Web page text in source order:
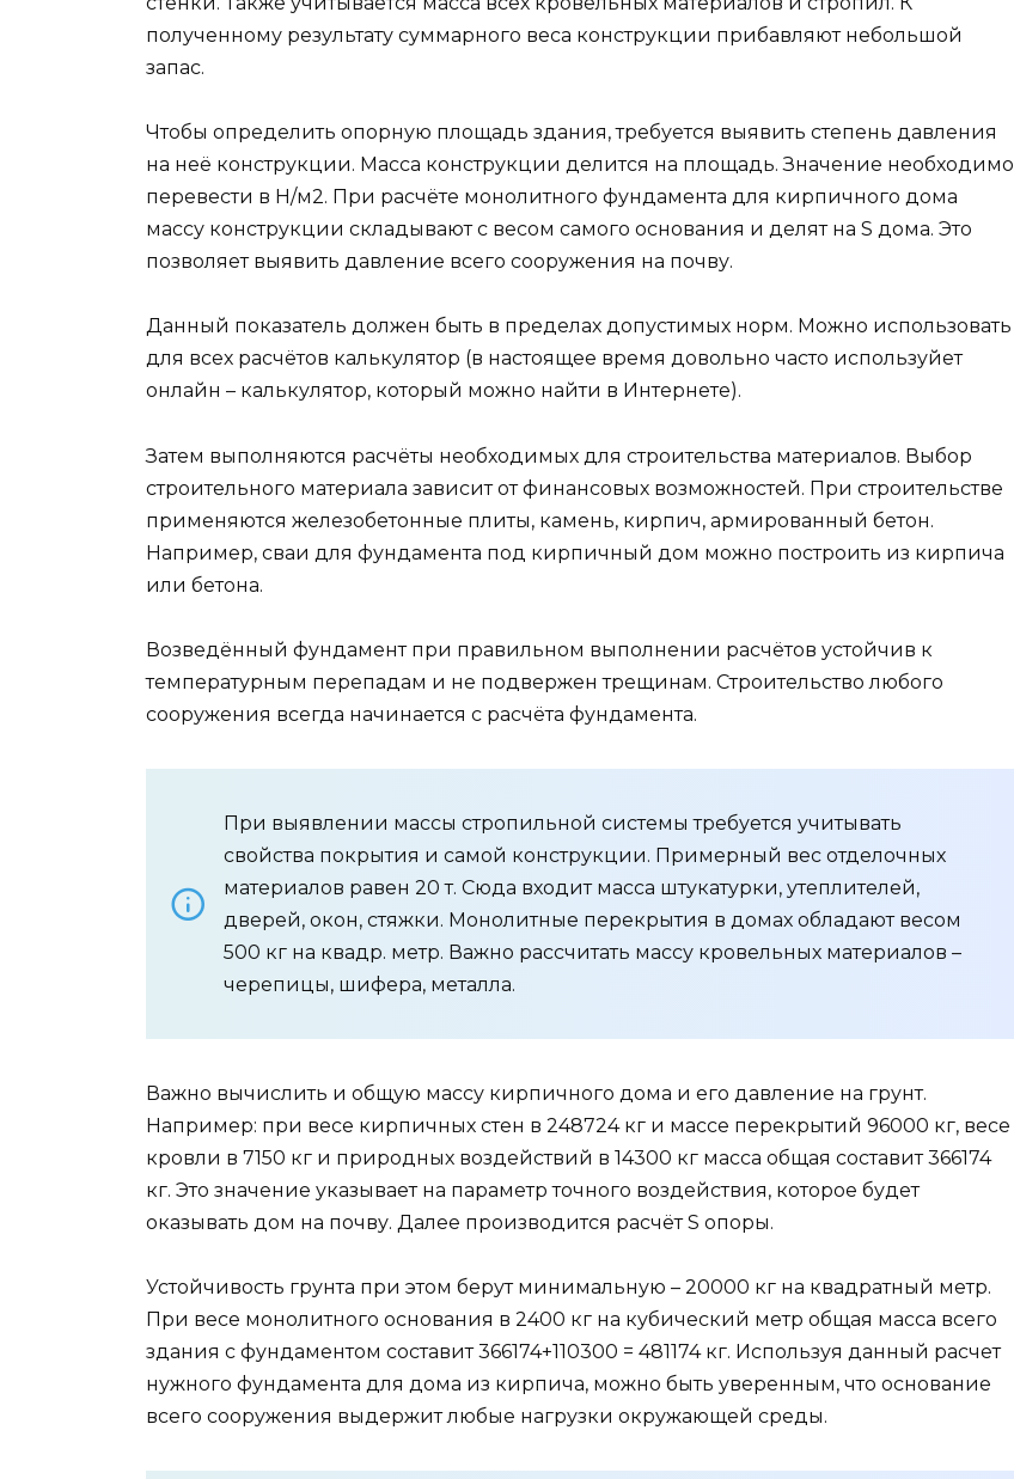
полученному результату суммарного веса конструкции прибавляют небольшой
запас.
Чтобы определить опорную площадь здания, требуется выявить степень давления
на неё конструкции. Масса конструкции делится на площадь. Значение необходимо
перевести в Н/м2. При расчёте монолитного фундамента для кирпичного дома
массу конструкции складывают с весом самого основания и делят на S дома. Это
позволяет выявить давление всего сооружения на почву.
Данный показатель должен быть в пределах допустимых норм. Можно использовать
для всех расчётов калькулятор (в настоящее время довольно часто используйет
онлайн – калькулятор, который можно найти в Интернете).
Затем выполняются расчёты необходимых для строительства материалов. Выбор
строительного материала зависит от финансовых возможностей. При строительстве
применяются железобетонные плиты, камень, кирпич, армированный бетон.
Например, сваи для фундамента под кирпичный дом можно построить из кирпича
или бетона.
Возведённый фундамент при правильном выполнении расчётов устойчив к
температурным перепадам и не подвержен трещинам. Строительство любого
сооружения всегда начинается с расчёта фундамента.
При выявлении массы стропильной системы требуется учитывать
свойства покрытия и самой конструкции. Примерный вес отделочных
материалов равен 20 т. Сюда входит масса штукатурки, утеплителей,
дверей, окон, стяжки. Монолитные перекрытия в домах обладают весом
500 кг на квадр. метр. Важно рассчитать массу кровельных материалов –
черепицы, шифера, металла.
Важно вычислить и общую массу кирпичного дома и его давление на грунт.
Например: при весе кирпичных стен в 248724 кг и массе перекрытий 96000 кг, весе
кровли в 7150 кг и природных воздействий в 14300 кг масса общая составит 366174
кг. Это значение указывает на параметр точного воздействия, которое будет
оказывать дом на почву. Далее производится расчёт S опоры.
Устойчивость грунта при этом берут минимальную – 20000 кг на квадратный метр.
При весе монолитного основания в 2400 кг на кубический метр общая масса всего
здания с фундаментом составит 366174+110300 = 481174 кг. Используя данный расчет
нужного фундамента для дома из кирпича, можно быть уверенным, что основание
всего сооружения выдержит любые нагрузки окружающей среды.